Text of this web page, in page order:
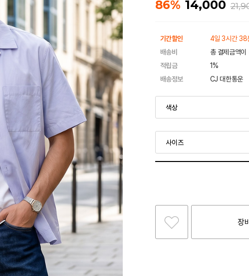
86% 14,000
기간할인
4일 3시간
배송비
총 결제금액
적립금
1%
배송정보
CJ 대한통운
장